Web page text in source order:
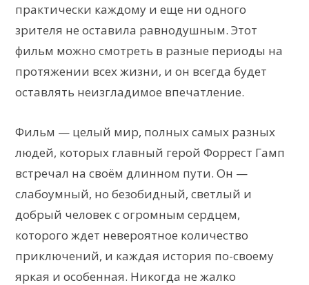
практически каждому и еще ни одного
зрителя не оставила равнодушным. Этот
фильм можно смотреть в разные периоды на
протяжении всех жизни, и он всегда будет
оставлять неизгладимое впечатление.
Фильм — целый мир, полных самых разных
людей, которых главный герой Форрест Гамп
встречал на своём длинном пути. Он —
слабоумный, но безобидный, светлый и
добрый человек с огромным сердцем,
которого ждет невероятное количество
приключений, и каждая история по-своему
яркая и особенная. Никогда не жалко